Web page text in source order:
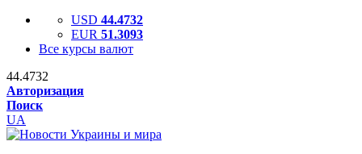
USD 44.4732
EUR 51.3093
Все курсы валют
44.4732
Авторизация
Поиск
UA